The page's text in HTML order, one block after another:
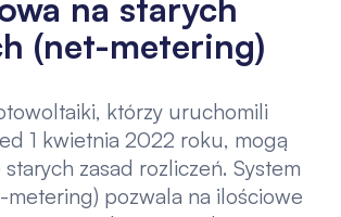
(net-metering)
którzy uruchomili
1 kwietnia 2022 roku, mogą
zasad rozliczeń. System
pozwala na ilościowe